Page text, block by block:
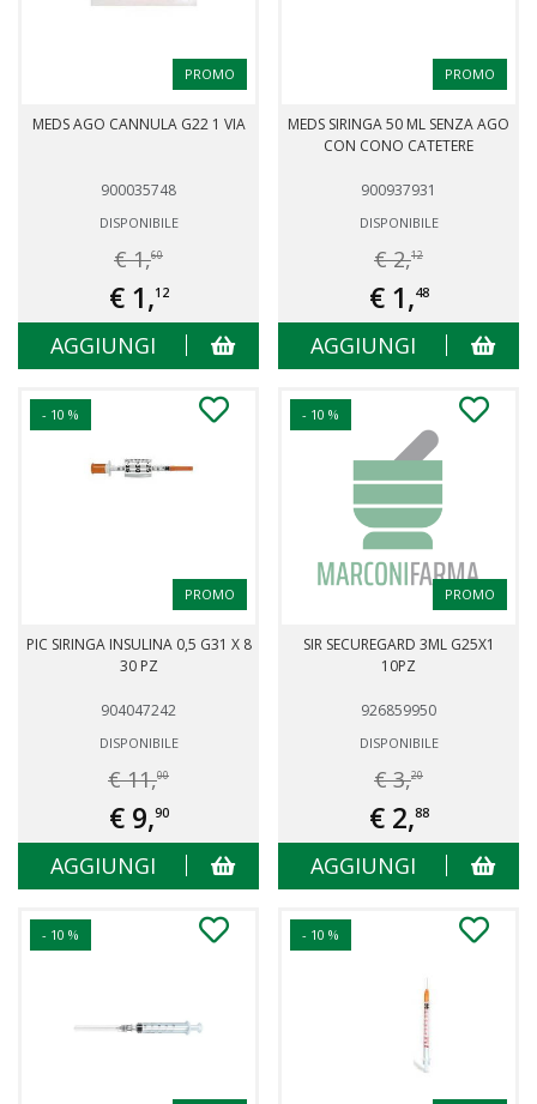
PROMO
MEDS AGO CANNULA G22 1 VIA
900035748
DISPONIBILE
€ 1,60
€ 1,12
AGGIUNGI
PROMO
MEDS SIRINGA 50 ML SENZA AGO
CON CONO CATETERE
900937931
DISPONIBILE
€ 2,12
€ 1,48
AGGIUNGI
- 10 %
PROMO
PIC SIRINGA INSULINA 0,5 G31 X 8
30 PZ
904047242
DISPONIBILE
€ 11,00
€ 9,90
AGGIUNGI
- 10 %
PROMO
SIR SECUREGARD 3ML G25X1
10PZ
926859950
DISPONIBILE
€ 3,20
€ 2,88
AGGIUNGI
- 10 % - 10 %